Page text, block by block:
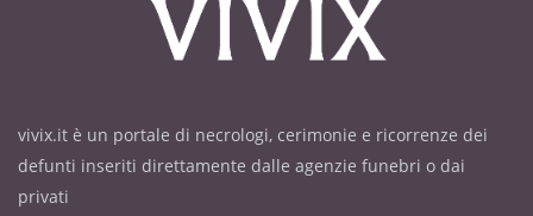
vivix.it è un portale di necrologi, cerimonie e ricorrenze dei
defunti inseriti direttamente dalle agenzie funebri o dai
privati